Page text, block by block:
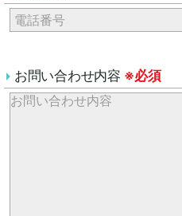
お問い合わせ内容 ※必須